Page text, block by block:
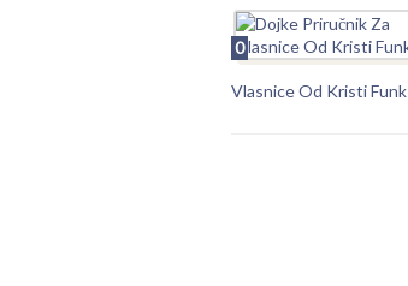
0
Vlasnice Od Kristi Funk